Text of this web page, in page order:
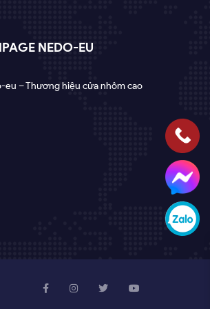
NEDO-EU
eu – Thương hiệu cửa nhôm cao